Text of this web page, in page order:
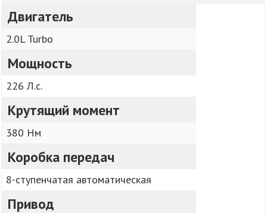
Двигатель
2.0L Turbo
Мощность
226 Л.с.
Крутящий момент
380 Нм
Коробка передач
8-ступенчатая автоматическая
Привод